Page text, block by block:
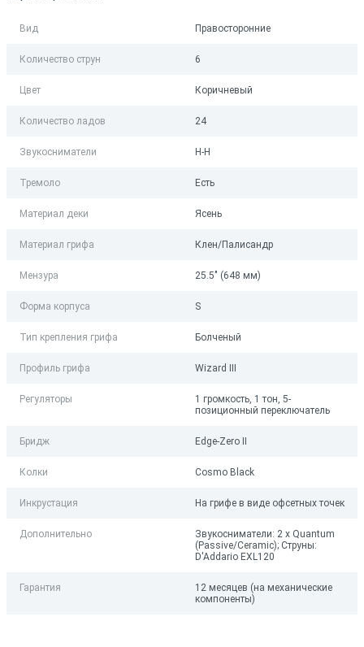
Вид Правосторонние
Количество струн 6
Цвет Коричневый
Количество ладов 24
Звукосниматели H-H
Тремоло Есть
Материал деки Ясень
Материал грифа Клен/Палисандр
Мензура 25.5" (648 мм)
Форма корпуса S
Тип крепления грифа Болченый
Профиль грифа Wizard III
Регуляторы
1 громкость, 1 тон, 5-
позиционный переключатель
Бридж Edge-Zero II
Колки Cosmo Black
Инкрустация На грифе в виде офсетных точек
Дополнительно
Звукосниматели: 2 x Quantum
(Passive/Ceramic); Струны:
D'Addario EXL120
Гарантия
12 месяцев (на механические
компоненты)